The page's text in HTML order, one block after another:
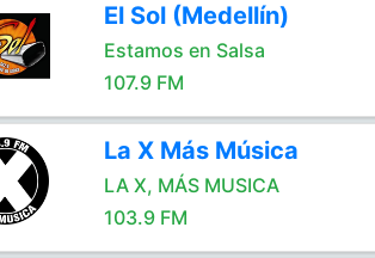
El Sol (Medellín)
Estamos en Salsa
107.9 FM
La X Más Música
LA X, MÁS MUSICA
103.9 FM